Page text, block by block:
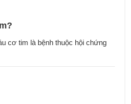
cơ tim là bệnh thuộc hội chứng